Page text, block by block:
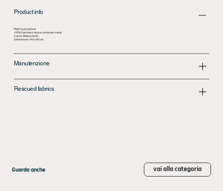
Product info
Plaid royal washed
100% Cashmere da pre-condumer waste
Colore: White e mosto
Dimensione: 140x180 cm
Manutenzione
Rescued fabrics
Guarda anche vai alla categoria